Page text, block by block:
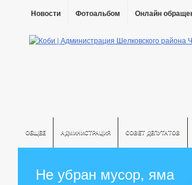
Новости Фотоальбом Онлайн
ОБЩЕЕ АДМИНИСТРАЦИЯ СОВЕТ ДЕПУТАТОВ
Не убран мусор, яма